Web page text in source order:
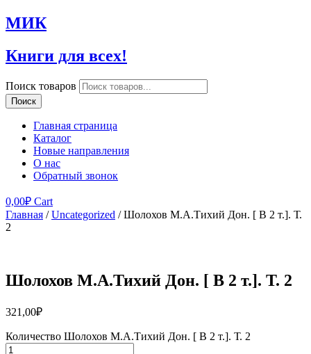
МИК
Книги для всех!
Поиск товаров
Поиск
Главная страница
Каталог
Новые направления
О нас
Обратный звонок
0,00₽ Cart
Главная /Uncategorized / Шолохов М.А.Тихий Дон. [ В 2 т.]. Т.
2
Шолохов М.А.Тихий Дон. [ В 2 т.]. Т. 2
321,00₽
Количество Шолохов М.А.Тихий Дон. [ В 2 т.]. Т. 2